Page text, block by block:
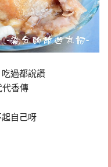
過都說讚
代香傳
自己呀